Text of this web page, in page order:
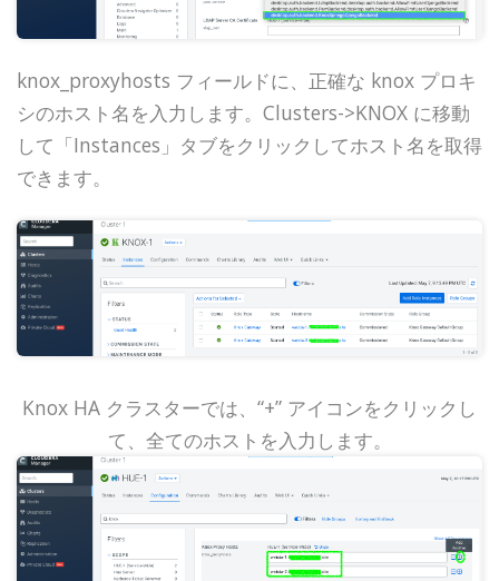
knox_proxyhosts フィールドに、正確な knox プロキ
シのホスト名を入力します。Clusters->KNOX に移動
して「Instances」タブをクリックしてホスト名を取得
できます。
Knox HA クラスターでは、“+” アイコンをクリックし
て、全てのホストを入力します。